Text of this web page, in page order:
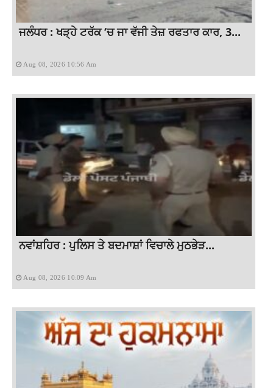
ਜਲੰਧਰ : ਖੜ੍ਹੇ ਟਰੱਕ ‘ਚ ਜਾ ਵੱਜੀ ਤੇਜ਼ ਰਫਤਾਰ ਕਾਰ, 3...
Aug 08, 2026 10:56 Am
ਨਵਾਂਸ਼ਹਿਰ : ਪੁਲਿਸ ਤੇ ਬਦਮਾਸ਼ਾਂ ਵਿਚਾਲੇ ਮੁਠਭੇੜ...
Aug 08, 2026 10:09 Am